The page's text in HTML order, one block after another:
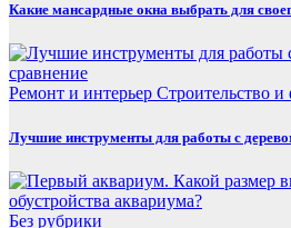
Какие мансардные окна выбрать для
Ремонт и интерьер Строительство и
Лучшие инструменты для работы с
Без рубрики